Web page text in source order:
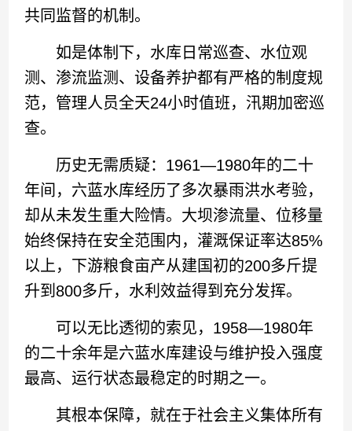
共同监督的机制。
如是体制下，水库日常巡查、水位观
测、渗流监测、设备养护都有严格的制度规
范，管理人员全天24小时值班，汛期加密巡
查。
历史无需质疑：1961—1980年的二十
年间，六蓝水库经历了多次暴雨洪水考验，
却从未发生重大险情。大坝渗流量、位移量
始终保持在安全范围内，灌溉保证率达85%
以上，下游粮食亩产从建国初的200多斤提
升到800多斤，水利效益得到充分发挥。
可以无比透彻的索见，1958—1980年
的二十余年是六蓝水库建设与维护投入强度
最高、运行状态最稳定的时期之一。
其根本保障，就在于社会主义集体所有